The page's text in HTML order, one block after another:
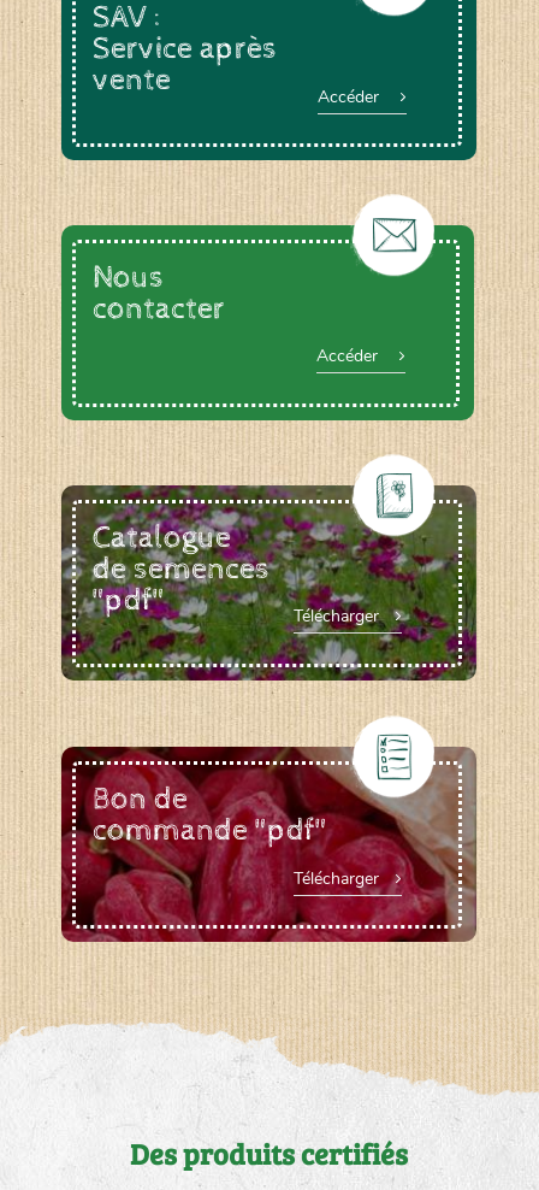
SAV :
Service après
vente
Accéder
Nous
contacter
Accéder
Catalogue
de semences
"pdf"
Télécharger
Bon de
commande "pdf"
Télécharger
Des produits certifiés